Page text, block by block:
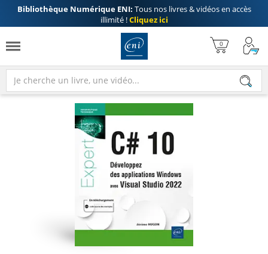
Bibliothèque Numérique ENI: Tous nos livres & vidéos en accès
illimité !Cliquez ici